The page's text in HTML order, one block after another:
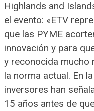
Highlands and
el evento: «ETV
que las PYME
innovación y para
y reconocida mucho
la norma actual. En
inversores han
15 años antes de